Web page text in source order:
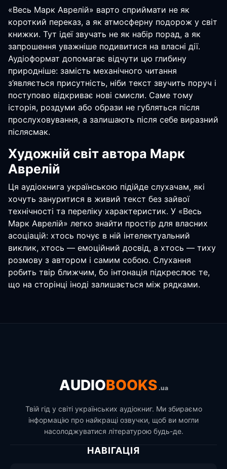
«Весь Марк Аврелій» варто сприймати не як
короткий переказ, а як атмосферну подорож у світ
книжки. Тут ідеї звучать не як набір порад, а як
запрошення уважніше подивитися на власні дії.
Аудіоформат допомагає відчути цю глибину
природніше: замість механічного читання
з’являється присутність, ніби текст звучить поруч і
поступово відкриває нові смисли. Саме тому
історія, роздуми або образи не губляться після
прослуховування, а залишають після себе виразний
післясмак.
Художній світ автора Марк
Аврелій
Ця аудіокнига українською підійде слухачам, які
хочуть зануритися в живий текст без зайвої
технічності та переліку характеристик. У «Весь
Марк Аврелій» легко знайти простір для власних
асоціацій: хтось почує в ній інтелектуальний
виклик, хтось — емоційний досвід, а хтось — тиху
розмову з автором і самим собою. Слухання
робить твір ближчим, бо інтонація підкреслює те,
що на сторінці іноді залишається між рядками.
AUDIOBOOKS .ua
Твій гід у світі українських аудіокниг. Ми збираємо
інформацію про найкращі озвучки, щоб ви могли
насолоджуватися літературою будь-де.
НАВІГАЦІЯ